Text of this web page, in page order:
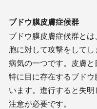
ブドウ膜皮膚症候群
ブドウ膜皮膚症候群と
胞に対して攻撃をして
病気の一つです。皮膚と
特に目に存在するブド
います。進行すると失明
注意が必要です。